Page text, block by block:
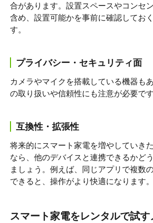
合があります。設置スペースやコンセ
含め、設置可能かを事前に確認してお
す。
プライバシー・セキュリティ面
カメラやマイクを搭載している機器も
の取り扱いや信頼性にも注意が必要です
互換性・拡張性
将来的にスマート家電を増やしていき
なら、他のデバイスと連携できるかど
ましょう。例えば、同じアプリで複数
できると、操作がより快適になります。
スマート家電をレンタルで試す